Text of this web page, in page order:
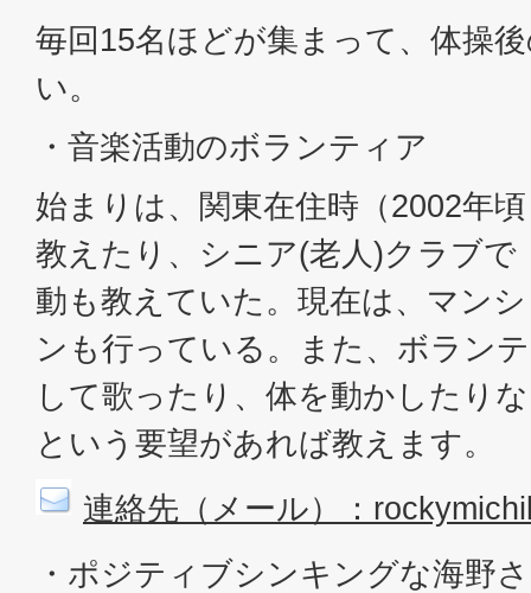
毎回15名ほどが集まって、体操
い。
・音楽活動のボランティア
始まりは、関東在住時（2002年
教えたり、シニア(老人)クラブで
動も教えていた。現在は、マン
ンも行っている。また、ボラン
して歌ったり、体を動かしたり
という要望があれば教えます。
連絡先（メール）：
・ポジティブシンキングな海野